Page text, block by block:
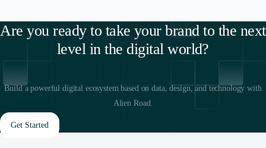
Are you ready to take your brand to the next
level in the digital world?
Build a powerful digital ecosystem based on data, design, and technology with
Alien Road.
Get Started